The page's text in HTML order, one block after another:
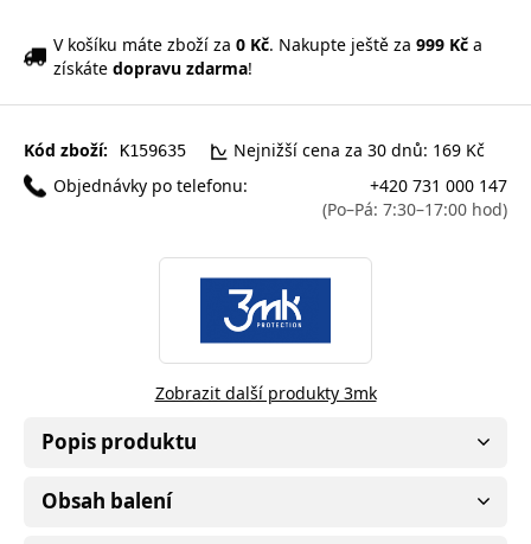
V košíku máte zboží za 0 Kč. Nakupte ještě za 999 Kč a
získáte dopravu zdarma!
Kód zboží: K159635
Nejnižší cena za 30 dnů: 169 Kč
Objednávky po telefonu:
+420 731 000 147
(Po–Pá: 7:30–17:00 hod)
Zobrazit další produkty 3mk
Popis produktu
Obsah balení